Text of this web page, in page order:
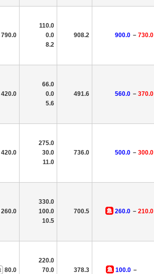
790.0
110.0
0.0
8.2
908.2 900.0 － 730.0
420.0
66.0
0.0
5.6
491.6 560.0 － 370.0
420.0
275.0
30.0
11.0
736.0 500.0 － 300.0
260.0
330.0
100.0
10.5
700.5 260.0 － 210.0
80.0
220.0
70.0
378.3 100.0 －